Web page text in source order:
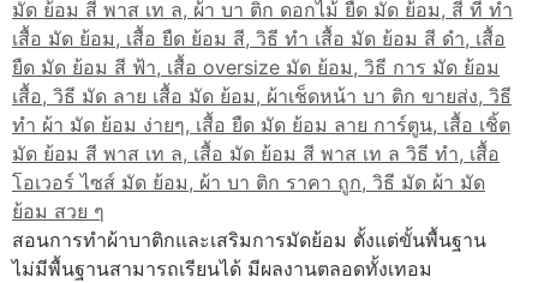
สอนการทำผ้าบาติกและเสริมการมัดย้อม ตั้งแต่ขั้นพื้นฐาน
ไม่มีพื้นฐานสามารถเรียนได้ มีผลงานตลอดทั้งเทอม